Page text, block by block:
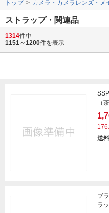
トップ カメラ・カメラレンズ・メ
ストラップ・関連品
ＷＯＴＡＮＣＲＡＦＴ フルレ
1314件中
1151～1200件を表示
（
176
送
ブ
ラ